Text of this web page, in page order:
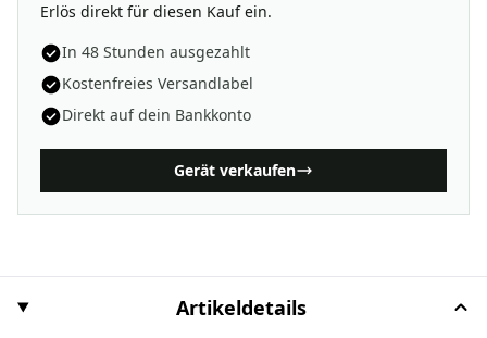
Erlös direkt für diesen Kauf ein.
In 48 Stunden ausgezahlt
Kostenfreies Versandlabel
Direkt auf dein Bankkonto
Gerät verkaufen
Artikeldetails